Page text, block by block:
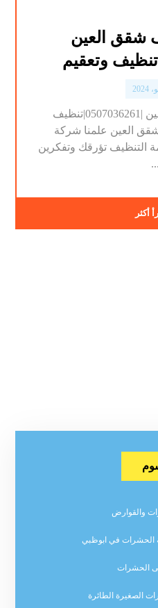
شقق العين
شركة تنظيف شقق العين |0507036261|تنظيف
العين علمنا شركة
التنظيف تؤرقك وتفكرين
...
أكثر
والقوارض
في ابوظبي
الحشرات
الصغيرة الطائرة